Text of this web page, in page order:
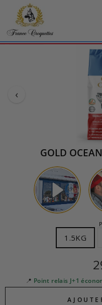
Passer
contenu
‹
GOLD
1.5KG
📍 Point relais J+1